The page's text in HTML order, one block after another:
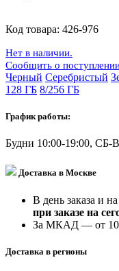
Код товара: 426-976
Нет в наличии.
Сообщить о
Черный Серебристый
128 ГБ 8/256 ГБ
График работы:
Будни 10:00-19:00, СБ-
Доставка в Москве
В день заказа и
при заказе на
За МКАД — от
Доставка в регионы